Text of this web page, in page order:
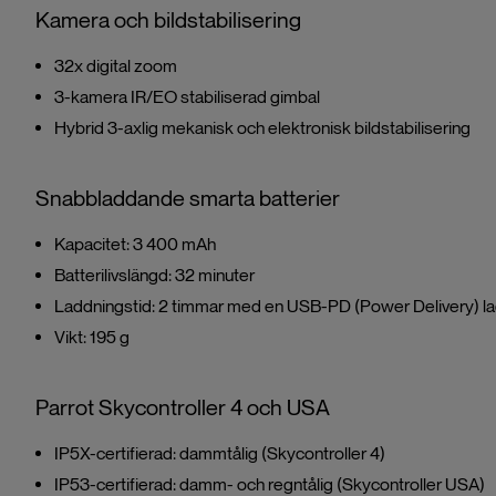
Kamera och bildstabilisering
32x digital zoom
3-kamera IR/EO stabiliserad gimbal
Hybrid 3-axlig mekanisk och elektronisk bildstabilisering
Snabbladdande smarta batterier
Kapacitet: 3 400 mAh
Batterilivslängd: 32 minuter
Laddningstid: 2 timmar med en USB-PD (Power Delivery)
Vikt: 195 g
Parrot Skycontroller 4 och USA
IP5X-certifierad: dammtålig (Skycontroller 4)
IP53-certifierad: damm- och regntålig (Skycontroller USA)